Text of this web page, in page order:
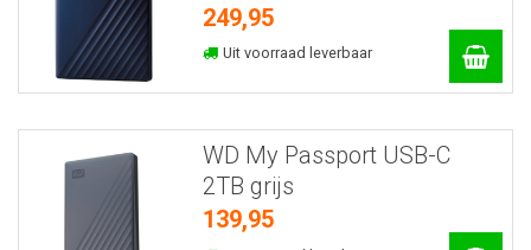
249,95
Uit voorraad leverbaar
WD My Passport USB-C
2TB grijs
139,95